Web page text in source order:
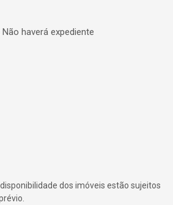
Não haverá expediente
dos imóveis estão sujeitos